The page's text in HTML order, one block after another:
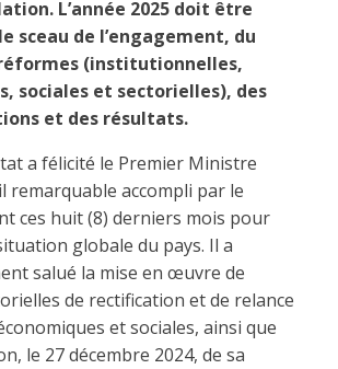
L’année 2025 doit être
sceau de l’engagement, du
(institutionnelles,
sociales et sectorielles), des
et des résultats.
a félicité le Premier Ministre
remarquable accompli par le
ces huit (8) derniers mois pour
globale du pays. Il a
salué la mise en œuvre de
de rectification et de relance
et sociales, ainsi que
le 27 décembre 2024, de sa